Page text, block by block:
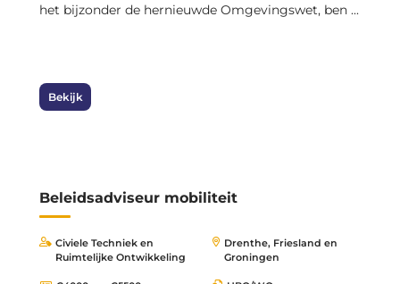
het bijzonder de hernieuwde Omgevingswet, ben ...
Bekijk
Beleidsadviseur mobiliteit
Civiele Techniek en
Ruimtelijke Ontwikkeling
Drenthe, Friesland en
Groningen